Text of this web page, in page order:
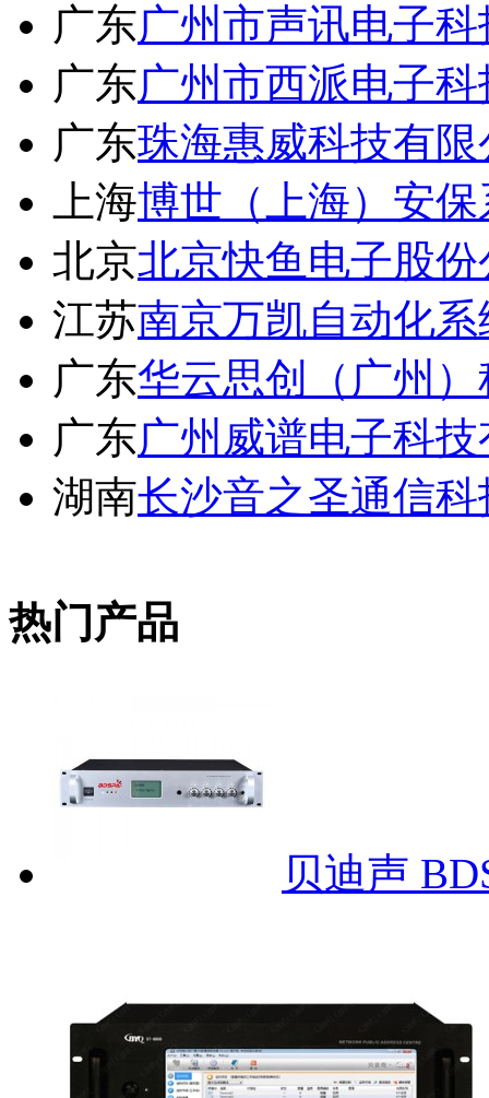
广东广州市声讯电子
广东广州市西派电子
广东珠海惠威科技有限
上海博世（上海）安
北京北京快鱼电子股份
江苏南京万凯自动化
广东华云思创（广州
广东广州威谱电子科
湖南长沙音之圣通信
热门产品
贝迪声